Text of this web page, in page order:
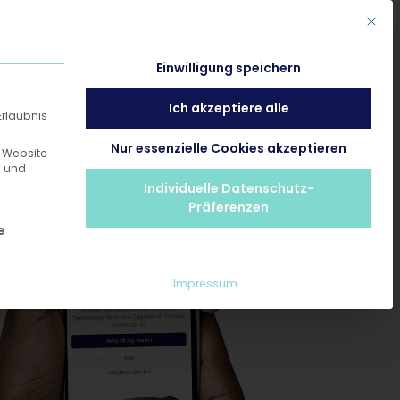
Mit
und
essenziell und kann nicht abgewählt werden.
Einwilligung speichern
Ich akzeptiere alle
Nur essenzielle Cookies akzeptieren
Individuelle Datenschutz-
Präferenzen
Impressum